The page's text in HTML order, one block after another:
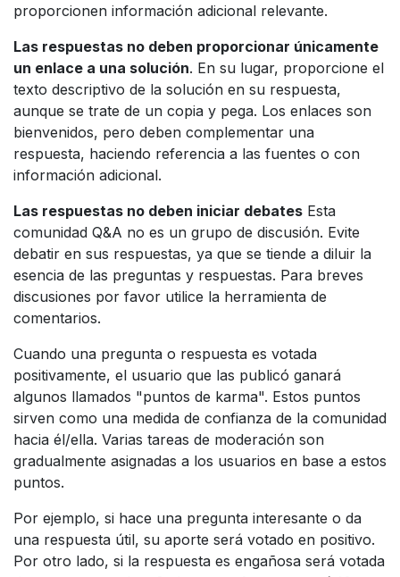
proporcionen información adicional relevante.
Las respuestas no deben proporcionar únicamente
un enlace a una solución. En su lugar, proporcione el
texto descriptivo de la solución en su respuesta,
aunque se trate de un copia y pega. Los enlaces son
bienvenidos, pero deben complementar una
respuesta, haciendo referencia a las fuentes o con
información adicional.
Las respuestas no deben iniciar debates Esta
comunidad Q&A no es un grupo de discusión. Evite
debatir en sus respuestas, ya que se tiende a diluir la
esencia de las preguntas y respuestas. Para breves
discusiones por favor utilice la herramienta de
comentarios.
Cuando una pregunta o respuesta es votada
positivamente, el usuario que las publicó ganará
algunos llamados "puntos de karma". Estos puntos
sirven como una medida de confianza de la comunidad
hacia él/ella. Varias tareas de moderación son
gradualmente asignadas a los usuarios en base a estos
puntos.
Por ejemplo, si hace una pregunta interesante o da
una respuesta útil, su aporte será votado en positivo.
Por otro lado, si la respuesta es engañosa será votada